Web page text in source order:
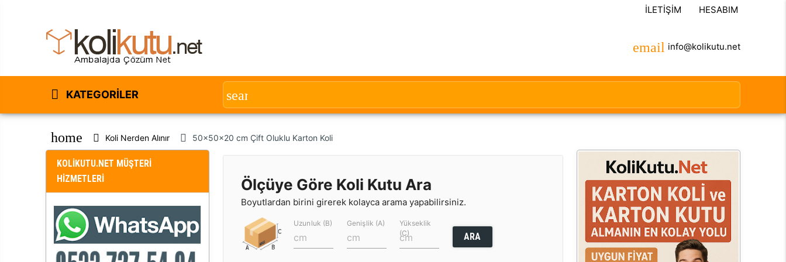
İLETIŞIM HESABIM
info@kolikutu.net
KATEGORILER
home Koli Nerden Alınır 50x50x20 cm Çift Oluklu Karton Koli
KOLİKUTU.NET MÜŞTERİ
HİZMETLERİ
Ölçüye Göre Koli Kutu Ara
Boyutlardan birini girerek kolayca arama yapabilirsiniz.
Uzunluk (B) Genişlik (A)
Yükseklik
(C)
ARA